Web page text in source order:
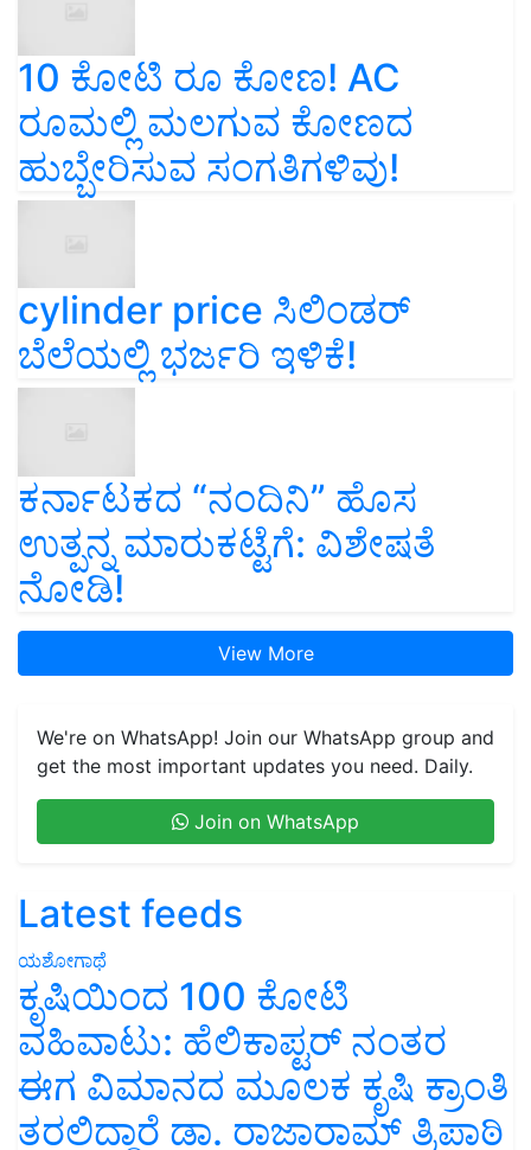
10 ಕೋಟಿ ರೂ ಕೋಣ! AC
ರೂಮಲ್ಲಿ ಮಲಗುವ ಕೋಣದ
ಹುಬ್ಬೇರಿಸುವ ಸಂಗತಿಗಳಿವು!
cylinder price ಸಿಲಿಂಡರ್‌
ಬೆಲೆಯಲ್ಲಿ ಭರ್ಜರಿ ಇಳಿಕೆ!
ಕರ್ನಾಟಕದ “ನಂದಿನಿ” ಹೊಸ
ಉತ್ಪನ್ನ ಮಾರುಕಟ್ಟೆಗೆ: ವಿಶೇಷತೆ
ನೋಡಿ!
View More
We're on WhatsApp! Join our WhatsApp group and
get the most important updates you need. Daily.
Join on WhatsApp
Latest feeds
ಯಶೋಗಾಥೆ
ಕೃಷಿಯಿಂದ 100 ಕೋಟಿ
ವಹಿವಾಟು: ಹೆಲಿಕಾಪ್ಟರ್ ನಂತರ
ಈಗ ವಿಮಾನದ ಮೂಲಕ ಕೃಷಿ ಕ್ರಾಂತಿ
ತರಲಿದ್ದಾರೆ ಡಾ. ರಾಜಾರಾಮ್ ತ್ರಿಪಾಠಿ